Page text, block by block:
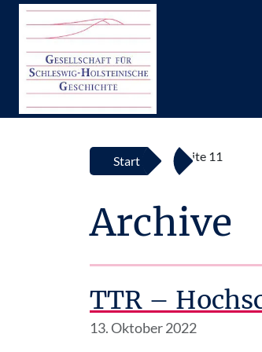
Start Seite 11
Archive
TTR –
13. Oktober 2022